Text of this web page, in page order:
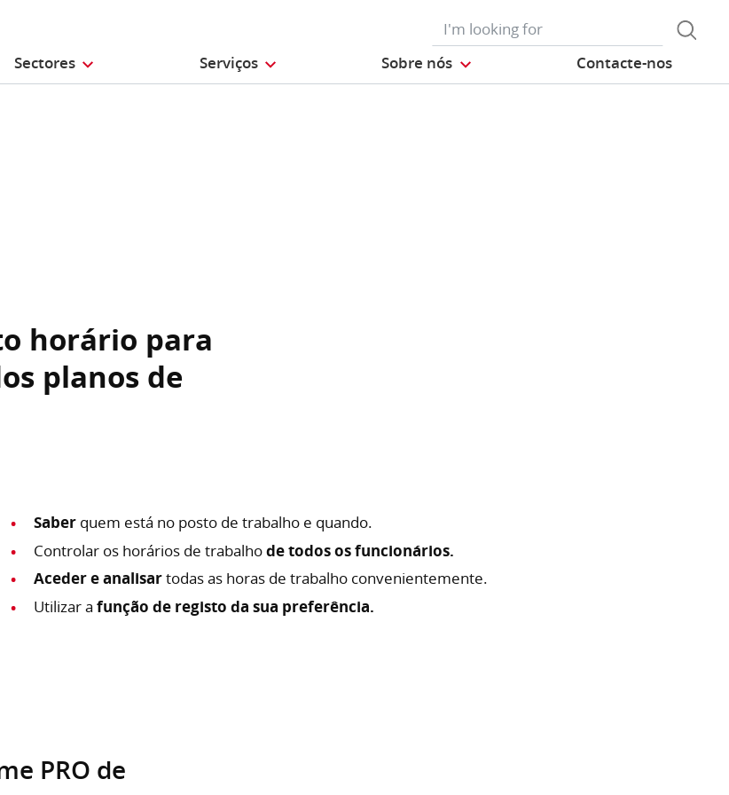
Sectores Serviços Sobre nós Contacte-nos
horário para
planos de
Saber quem está no posto de trabalho e quando.
Controlar os horários de trabalhode todos os funcionários.
Aceder e analisartodas as horas de trabalho convenientemente.
Utilizar afunção de registo da sua preferência.
PRO de